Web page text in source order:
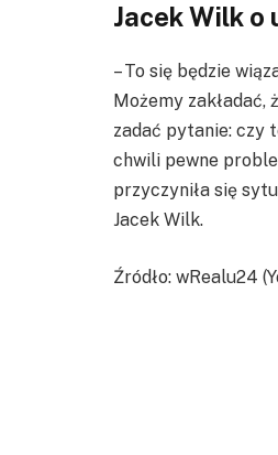
Jacek Wilk o
– To się będzie
Możemy
zadać pytanie: czy
chwili pewne
przyczyniła się
Jacek Wilk.
Źródło: wRealu24